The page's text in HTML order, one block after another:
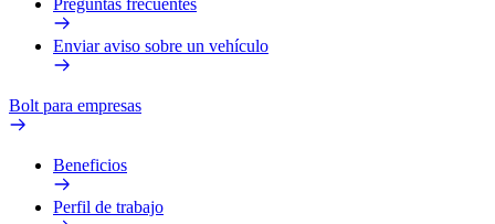
Preguntas frecuentes
Enviar aviso sobre un vehículo
Bolt para empresas
Beneficios
Perfil de trabajo